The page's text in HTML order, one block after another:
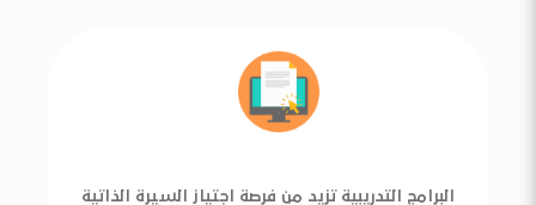
البرامج التدريبية تزيد من فرصة اجتياز السيرة الذاتية